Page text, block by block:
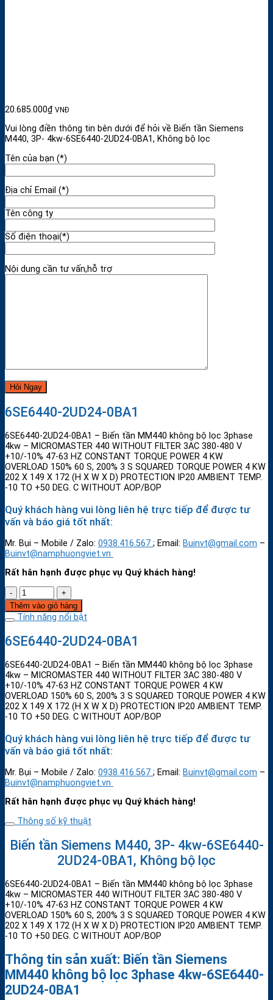
20.685.000₫ VNĐ
Vui lòng điền thông tin bên dưới để hỏi về Biến tần Siemens
M440, 3P- 4kw-6SE6440-2UD24-0BA1, Không bộ lọc
Tên của bạn (*)
Địa chỉ Email (*)
Tên công ty
Số điện thoại(*)
Nội dung cần tư vấn,hỗ trợ
6SE6440-2UD24-0BA1
6SE6440-2UD24-0BA1 – Biến tần MM440 không bộ lọc 3phase
4kw – MICROMASTER 440 WITHOUT FILTER 3AC 380-480 V
+10/-10% 47-63 HZ CONSTANT TORQUE POWER 4 KW
OVERLOAD 150% 60 S, 200% 3 S SQUARED TORQUE POWER 4 KW
202 X 149 X 172 (H X W X D) PROTECTION IP20 AMBIENT TEMP.
-10 TO +50 DEG. C WITHOUT AOP/BOP
Quý khách hàng vui lòng liên hệ trực tiếp để được tư
vấn và báo giá tốt nhất:
Mr. Bụi – Mobile / Zalo: 0938.416.567 ; Email: Buinvt@gmail.com –
Buinvt@namphuongviet.vn
Rất hân hạnh được phục vụ Quý khách hàng!
Thêm vào giỏ hàng
Tính năng nổi bật
6SE6440-2UD24-0BA1
6SE6440-2UD24-0BA1 – Biến tần MM440 không bộ lọc 3phase
4kw – MICROMASTER 440 WITHOUT FILTER 3AC 380-480 V
+10/-10% 47-63 HZ CONSTANT TORQUE POWER 4 KW
OVERLOAD 150% 60 S, 200% 3 S SQUARED TORQUE POWER 4 KW
202 X 149 X 172 (H X W X D) PROTECTION IP20 AMBIENT TEMP.
-10 TO +50 DEG. C WITHOUT AOP/BOP
Quý khách hàng vui lòng liên hệ trực tiếp để được tư
vấn và báo giá tốt nhất:
Mr. Bụi – Mobile / Zalo: 0938.416.567 ; Email: Buinvt@gmail.com –
Buinvt@namphuongviet.vn
Rất hân hạnh được phục vụ Quý khách hàng!
Thông số kỹ thuật
Biến tần Siemens M440, 3P- 4kw-6SE6440-
2UD24-0BA1, Không bộ lọc
6SE6440-2UD24-0BA1 – Biến tần MM440 không bộ lọc 3phase
4kw – MICROMASTER 440 WITHOUT FILTER 3AC 380-480 V
+10/-10% 47-63 HZ CONSTANT TORQUE POWER 4 KW
OVERLOAD 150% 60 S, 200% 3 S SQUARED TORQUE POWER 4 KW
202 X 149 X 172 (H X W X D) PROTECTION IP20 AMBIENT TEMP.
-10 TO +50 DEG. C WITHOUT AOP/BOP
Thông tin sản xuất: Biến tần Siemens
MM440 không bộ lọc 3phase 4kw-6SE6440-
2UD24-0BA1